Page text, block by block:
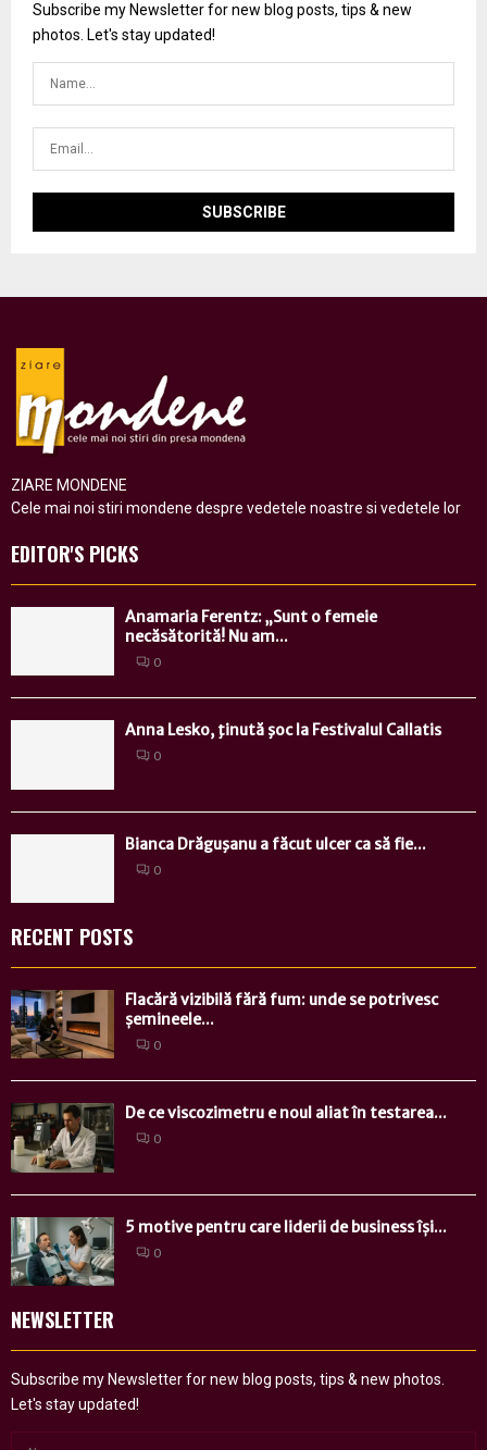
Subscribe my Newsletter for new blog posts, tips & new
photos. Let's stay updated!
ZIARE MONDENE
Cele mai noi stiri mondene despre vedetele noastre si vedetele lor
EDITOR'S PICKS
Anamaria Ferentz: „Sunt o femeie
necăsătorită! Nu am...
0
Anna Lesko, ţinută şoc la Festivalul Callatis
0
Bianca Drăguşanu a făcut ulcer ca să fie...
0
RECENT POSTS
Flacără vizibilă fără fum: unde se potrivesc
șemineele...
0
De ce viscozimetru e noul aliat în testarea...
0
5 motive pentru care liderii de business își...
0
NEWSLETTER
Subscribe my Newsletter for new blog posts, tips & new photos.
Let's stay updated!